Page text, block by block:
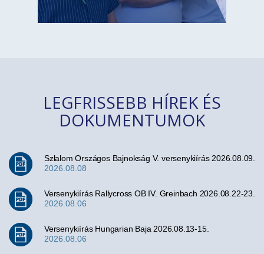
LEGFRISSEBB HÍREK ÉS
DOKUMENTUMOK
Szlalom Országos Bajnokság V. versenykiírás 2026.08.09.
2026.08.08
Versenykiírás Rallycross OB IV. Greinbach 2026.08.22-23.
2026.08.06
Versenykiírás Hungarian Baja 2026.08.13-15.
2026.08.06